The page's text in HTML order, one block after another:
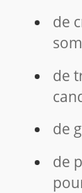
de
de
de
de